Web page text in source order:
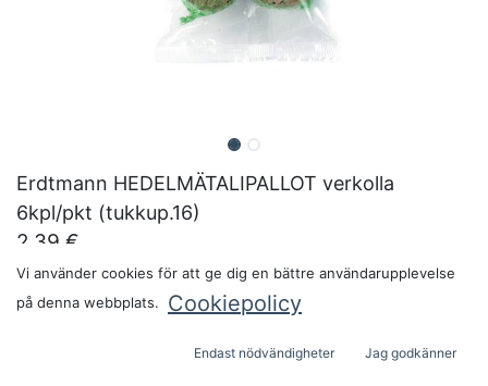
Erdtmann HEDELMÄTALIPALLOT verkolla
6kpl/pkt (tukkup.16)
2,39 €
ADD TO CART
Vi använder cookies för att ge dig en bättre användarupplevelse
på denna webbplats.
Cookiepolicy
Endast nödvändigheter Jag godkänner